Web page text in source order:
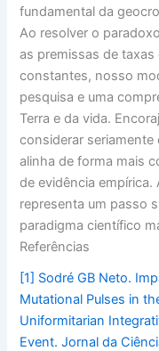
fundamental da
Ao resolver o
as premissas de
constantes, nosso
pesquisa e uma
Terra e da vida.
considerar
alinha de forma mais
de evidência
representa um passo
paradigma científico
Referências
[1] Sodré GB Neto.
Mutational Pulses in
Uniformitarian
Event. Jornal da